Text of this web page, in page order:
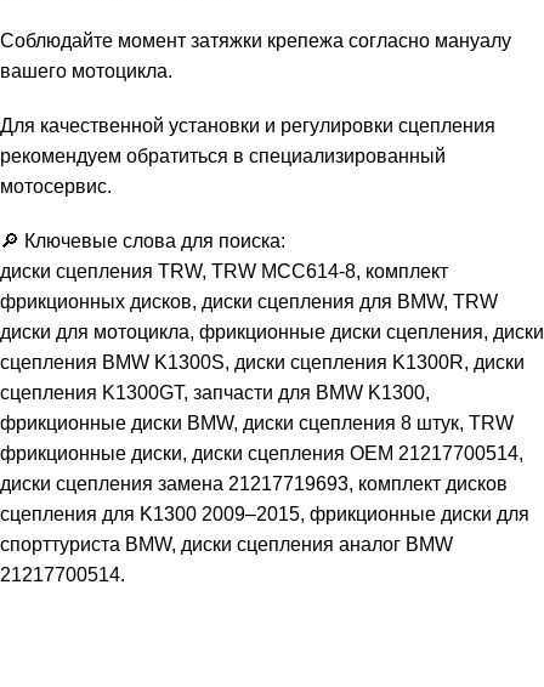
Соблюдайте момент затяжки крепежа согласно мануалу
вашего мотоцикла.
Для качественной установки и регулировки сцепления
рекомендуем обратиться в специализированный
мотосервис.
🔎 Ключевые слова для поиска:
диски сцепления TRW, TRW MCC614-8, комплект
фрикционных дисков, диски сцепления для BMW, TRW
диски для мотоцикла, фрикционные диски сцепления, диски
сцепления BMW K1300S, диски сцепления K1300R, диски
сцепления K1300GT, запчасти для BMW K1300,
фрикционные диски BMW, диски сцепления 8 штук, TRW
фрикционные диски, диски сцепления OEM 21217700514,
диски сцепления замена 21217719693, комплект дисков
сцепления для K1300 2009–2015, фрикционные диски для
спорттуриста BMW, диски сцепления аналог BMW
21217700514.